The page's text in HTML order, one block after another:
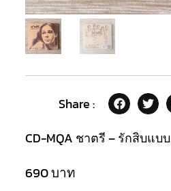
Share :
CD-MQA ชาตรี – รักสิบแบบ
690บาท